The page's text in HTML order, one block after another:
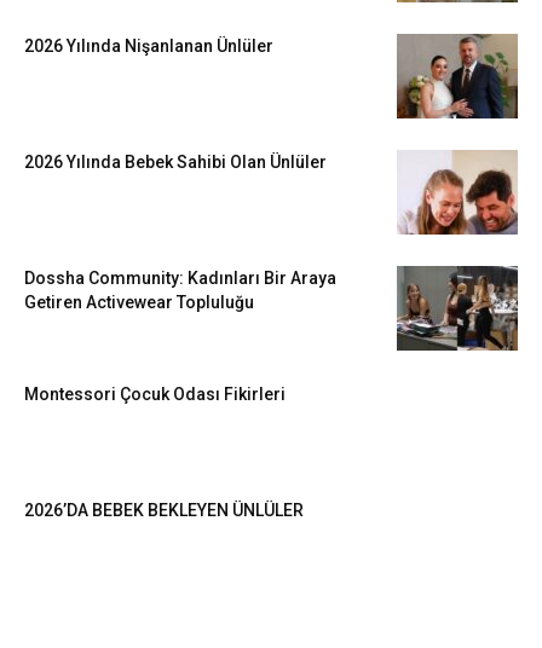
2026 Yılında Nişanlanan Ünlüler
2026 Yılında Bebek Sahibi Olan Ünlüler
Dossha Community: Kadınları Bir Araya
Getiren Activewear Topluluğu
Montessori Çocuk Odası Fikirleri
2026’DA BEBEK BEKLEYEN ÜNLÜLER